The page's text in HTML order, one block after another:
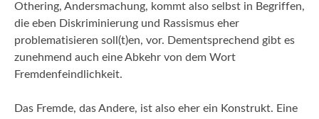
Othering, Andersmachung, kommt also selbst in Begriffen,
die eben Diskriminierung und Rassismus eher
problematisieren soll(t)en, vor. Dementsprechend gibt es
zunehmend auch eine Abkehr von dem Wort
Fremdenfeindlichkeit.
Das Fremde, das Andere, ist also eher ein Konstrukt. Eine